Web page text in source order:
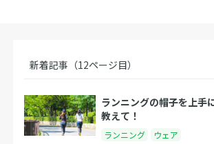
新着記事（12ページ目）
ランニングの帽子を上手
教えて！
ランニング ウェア